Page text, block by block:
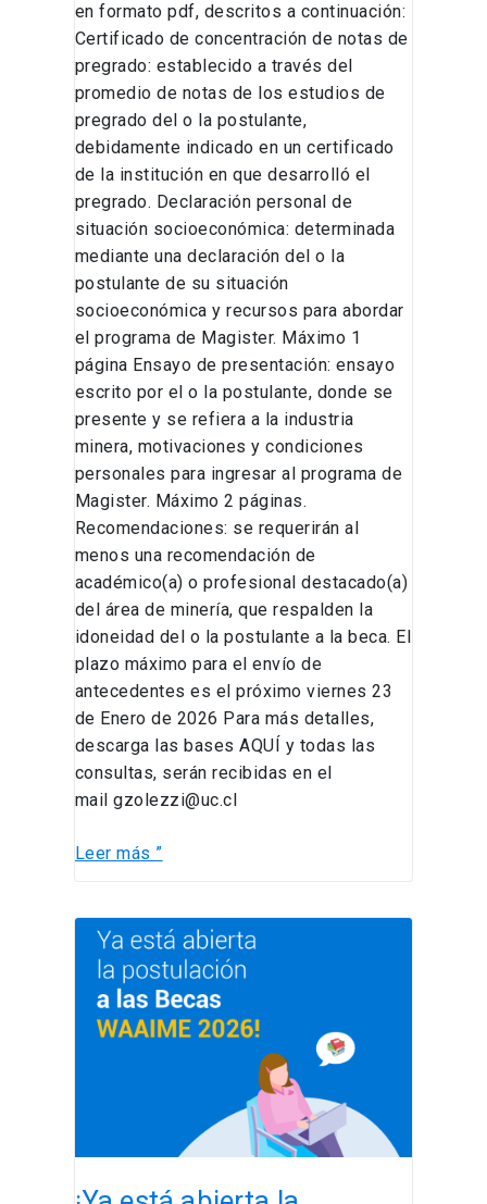
en formato pdf, descritos a continuación:
Certificado de concentración de notas de
pregrado: establecido a través del
promedio de notas de los estudios de
pregrado del o la postulante,
debidamente indicado en un certificado
de la institución en que desarrolló el
pregrado. Declaración personal de
situación socioeconómica: determinada
mediante una declaración del o la
postulante de su situación
socioeconómica y recursos para abordar
el programa de Magister. Máximo 1
página Ensayo de presentación: ensayo
escrito por el o la postulante, donde se
presente y se refiera a la industria
minera, motivaciones y condiciones
personales para ingresar al programa de
Magister. Máximo 2 páginas.
Recomendaciones: se requerirán al
menos una recomendación de
académico(a) o profesional destacado(a)
del área de minería, que respalden la
idoneidad del o la postulante a la beca. El
plazo máximo para el envío de
antecedentes es el próximo viernes 23
de Enero de 2026 Para más detalles,
descarga las bases AQUÍ y todas las
consultas, serán recibidas en el
mail gzolezzi@uc.cl
Leer más ”
¡Ya
está
abierta
postulación